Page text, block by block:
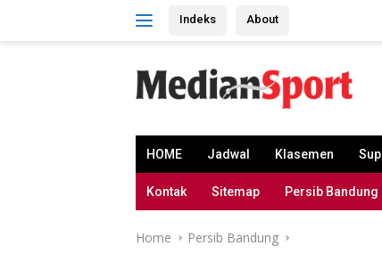
Indeks About
HOME Jadwal Klasemen
Kontak Sitemap Persib Bandung
Home Persib Bandung